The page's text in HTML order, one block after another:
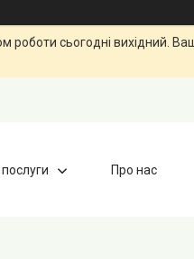
роботи сьогодні вихідний.
Про нас